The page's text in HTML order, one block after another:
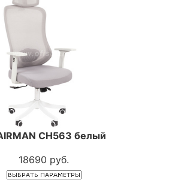
CH563 белый
18690 руб.